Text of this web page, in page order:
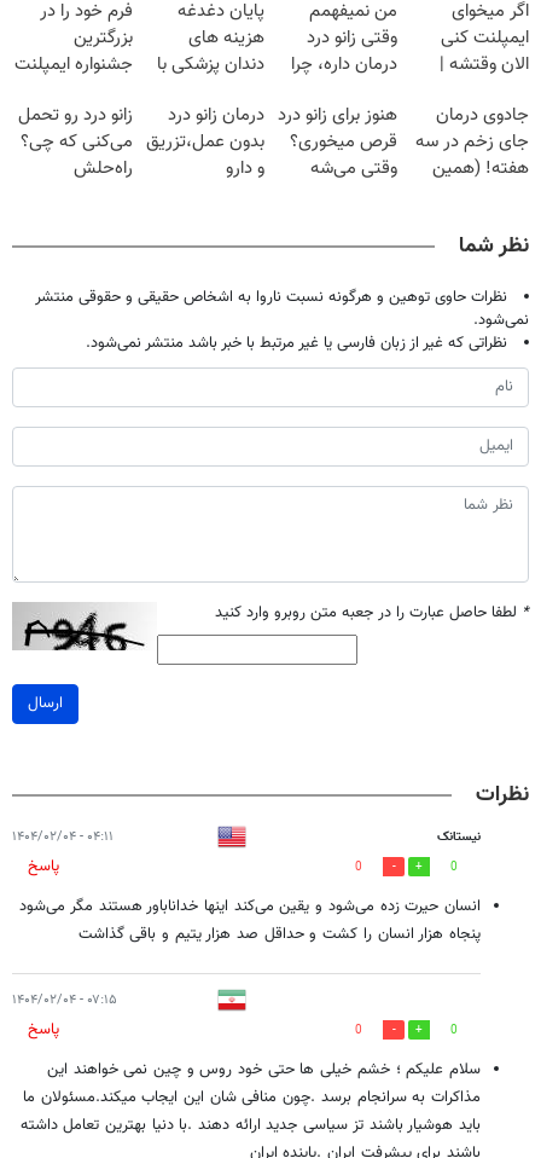
اگر میخوای
ایمپلنت کنی
الان وقتشه |
میلیون تومان!!!
من نمیفهمم
وقتی زانو درد
درمان داره، چرا
تحمل میکنی؟❗
پایان دغدغه
هزینه های
دندان پزشکی با
خانگی
فرم خود را در
بزرگترین
جشنواره ایمپلنت
فقط ۲۵ میلیون
جادوی درمان
جای زخم در سه
هفته! (همین
هنوز برای زانو درد
قرص میخوری؟
وقتی می‌شه
درمان زانو درد
بدون عمل،تزریق
و دارو
زانو درد رو تحمل
می‌کنی که چی؟
راه‌حلش
نظر شما
نظرات حاوی توهین و هرگونه نسبت ناروا به اشخاص حقیقی و حقوقی منتشر
نمی‌شود.
نظراتی که غیر از زبان فارسی یا غیر مرتبط با خبر باشد منتشر نمی‌شود.
* لطفا حاصل عبارت را در جعبه متن روبرو وارد کنید
ارسال
نظرات
نیستانک ۰۴:۱۱ - ۱۴۰۴/۰۲/۰۴
0
0
پاسخ
انسان حیرت زده می‌شود و یقین می‌کند اینها خداناباور هستند مگر می‌شود
پنجاه هزار انسان را کشت و حداقل صد هزار یتیم و باقی گذاشت
۰۷:۱۵ - ۱۴۰۴/۰۲/۰۴
0
0
پاسخ
سلام علیکم ؛ خشم خیلی ها حتی خود روس و چین نمی خواهند این
مذاکرات به سرانجام برسد .چون منافی شان این ایجاب میکند.مسئولان ما
باید هوشیار باشند تز سیاسی جدید ارائه دهند .با دنیا بهترین تعامل داشته
باشند برای پیشرفت ایران .پاینده ایران